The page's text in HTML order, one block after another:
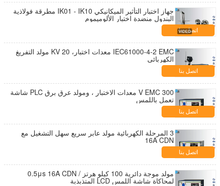
جهاز اختبار التأثير الميكانيكي IK01 - IK10 مطرقة فولاذية
البندول منضدة اختبار الألوميموم
اتصل بنا
IEC61000-4-2 EMC معدات اختبار، 20 KV مولد التفريغ
الكهربائي
اتصل بنا
300 V EMC معدات الاختبار ، ومولد عرق برق PLC شاشة
تعمل باللمس
اتصل بنا
3 المرحلة الكهربائية مولد عابر سريع سهل التشغيل مع
16A CDN
اتصل بنا
مولد موجة دائرية 100 كيلو هرتز / 0.5μs 16A CDN
لمحاكاة شاشة اللمس LCD المتذبذبة